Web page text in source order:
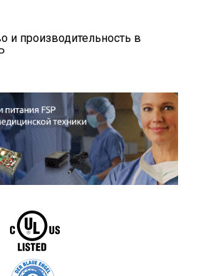
и производительность в